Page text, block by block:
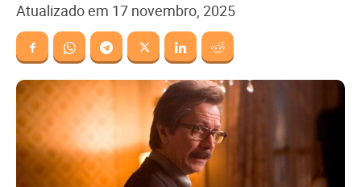
Atualizado em 17 novembro, 2025